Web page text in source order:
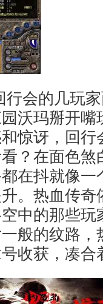
会的几玩
沃玛掰开嘴
惊讶，回行
？在面色煞
在抖就像一
。热血传奇
中的那些玩
般的纹路，
收获，凑合